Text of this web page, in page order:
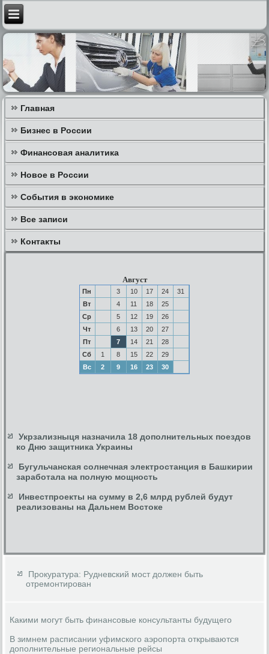
Главная
Бизнес в России
Финансовая аналитика
Новое в России
События в экономике
Все записи
Контакты
Август
Пн 3 10 17 24
31
Вт
4 11 18
25
Ср
5 12 19
26
Чт
6 13 20
27
Пт
7 14 21
28
Сб
1 8 15 22
29
Вс
2 9 16 23 30
Укрзализныця назначила 18 дополнительных поездов
ко Дню защитника Украины
Бугульчанская солнечная электростанция в Башкирии
заработала на полную мощность
Инвестпроекты на сумму в 2,6 млрд рублей будут
реализованы на Дальнем Востоке
Прокуратура: Рудневский мост должен быть
отремонтирован
Какими могут быть финансовые консультанты будущего
В зимнем расписании уфимского аэропорта открываются
дополнительные региональные рейсы